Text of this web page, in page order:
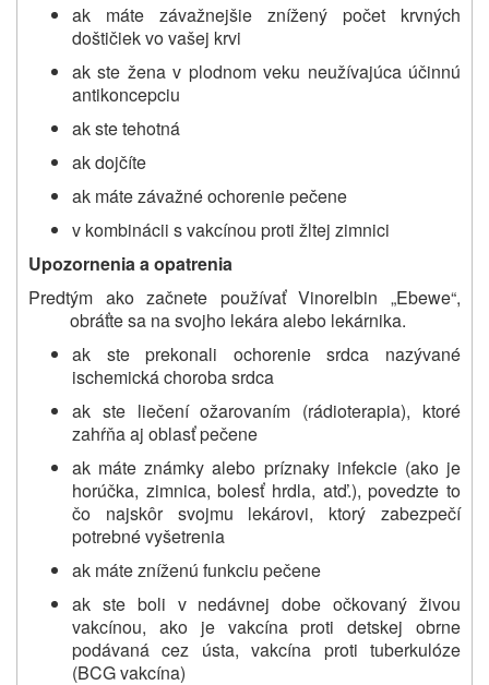
ak máte závažnejšie znížený počet krvných
doštičiek vo vašej krvi
ak ste žena v plodnom veku neužívajúca účinnú
antikoncepciu
ak ste tehotná
ak dojčíte
ak máte závažné ochorenie pečene
v kombinácii s vakcínou proti žltej zimnici
Upozornenia a opatrenia
Predtým ako začnete používať Vinorelbin „Ebewe“,
obráťte sa na svojho lekára alebo lekárnika.
ak ste prekonali ochorenie srdca nazývané
ischemická choroba srdca
ak ste liečení ožarovaním (rádioterapia), ktoré
zahŕňa aj oblasť pečene
ak máte známky alebo príznaky infekcie (ako je
horúčka, zimnica, bolesť hrdla, atď.), povedzte to
čo najskôr svojmu lekárovi, ktorý zabezpečí
potrebné vyšetrenia
ak máte zníženú funkciu pečene
ak ste boli v nedávnej dobe očkovaný živou
vakcínou, ako je vakcína proti detskej obrne
podávaná cez ústa, vakcína proti tuberkulóze
(BCG vakcína)